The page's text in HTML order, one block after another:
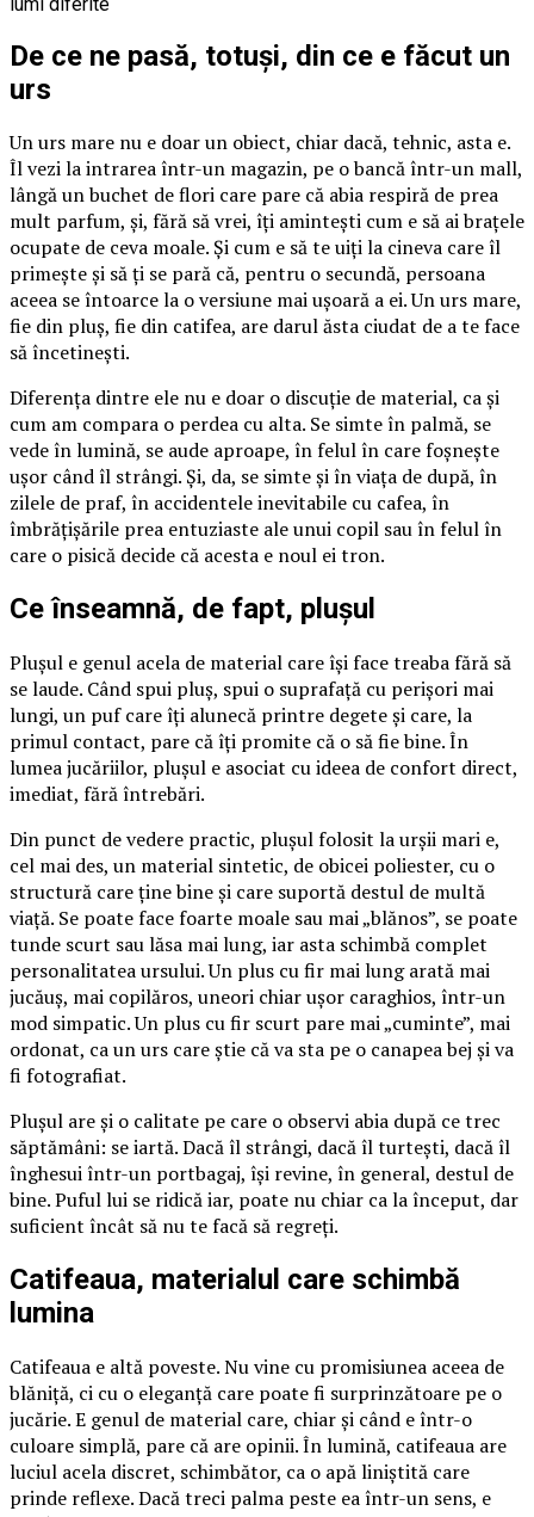
De ce ne pasă, totuși, din ce e făcut un
urs
Un urs mare nu e doar un obiect, chiar dacă, tehnic, asta e.
Îl vezi la intrarea într-un magazin, pe o bancă într-un mall,
lângă un buchet de flori care pare că abia respiră de prea
mult parfum, și, fără să vrei, îți amintești cum e să ai brațele
ocupate de ceva moale. Și cum e să te uiți la cineva care îl
primește și să ți se pară că, pentru o secundă, persoana
aceea se întoarce la o versiune mai ușoară a ei. Un urs mare,
fie din pluș, fie din catifea, are darul ăsta ciudat de a te face
să încetinești.
Diferența dintre ele nu e doar o discuție de material, ca și
cum am compara o perdea cu alta. Se simte în palmă, se
vede în lumină, se aude aproape, în felul în care foșnește
ușor când îl strângi. Și, da, se simte și în viața de după, în
zilele de praf, în accidentele inevitabile cu cafea, în
îmbrățișările prea entuziaste ale unui copil sau în felul în
care o pisică decide că acesta e noul ei tron.
Ce înseamnă, de fapt, plușul
Plușul e genul acela de material care își face treaba fără să
se laude. Când spui pluș, spui o suprafață cu perișori mai
lungi, un puf care îți alunecă printre degete și care, la
primul contact, pare că îți promite că o să fie bine. În
lumea jucăriilor, plușul e asociat cu ideea de confort direct,
imediat, fără întrebări.
Din punct de vedere practic, plușul folosit la urșii mari e,
cel mai des, un material sintetic, de obicei poliester, cu o
structură care ține bine și care suportă destul de multă
viață. Se poate face foarte moale sau mai „blănos”, se poate
tunde scurt sau lăsa mai lung, iar asta schimbă complet
personalitatea ursului. Un plus cu fir mai lung arată mai
jucăuș, mai copilăros, uneori chiar ușor caraghios, într-un
mod simpatic. Un plus cu fir scurt pare mai „cuminte”, mai
ordonat, ca un urs care știe că va sta pe o canapea bej și va
fi fotografiat.
Plușul are și o calitate pe care o observi abia după ce trec
săptămâni: se iartă. Dacă îl strângi, dacă îl turtești, dacă îl
înghesui într-un portbagaj, își revine, în general, destul de
bine. Puful lui se ridică iar, poate nu chiar ca la început, dar
suficient încât să nu te facă să regreți.
Catifeaua, materialul care schimbă
lumina
Catifeaua e altă poveste. Nu vine cu promisiunea aceea de
blăniță, ci cu o eleganță care poate fi surprinzătoare pe o
jucărie. E genul de material care, chiar și când e într-o
culoare simplă, pare că are opinii. În lumină, catifeaua are
luciul acela discret, schimbător, ca o apă liniștită care
prinde reflexe. Dacă treci palma peste ea într-un sens, e